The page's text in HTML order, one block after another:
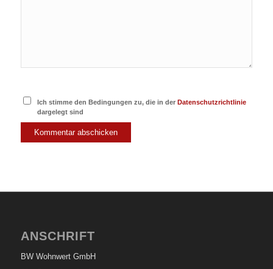
Ich stimme den Bedingungen zu, die in der Datenschutzrichtlinie
dargelegt sind
ANSCHRIFT
BW Wohnwert GmbH